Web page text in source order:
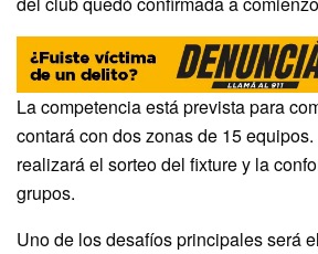
La competencia está prevista para
contará con dos zonas de 15
realizará el sorteo del fixture y la
grupos.
Uno de los desafíos principales será